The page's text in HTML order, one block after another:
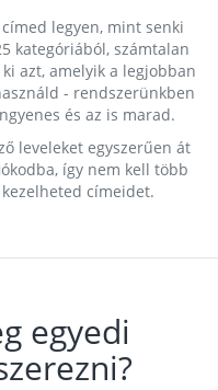
legyen, mint senki
kategóriából, számtalan
azt, amelyik a legjobban
- rendszerünkben
és az is marad.
leveleket egyszerűen át
így nem kell több
címeidet.
egyedi